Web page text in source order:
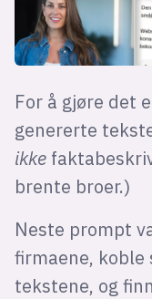
For å gjøre det
genererte
ikke
brente broer.)
Neste prompt
firmaene, koble
tekstene, og